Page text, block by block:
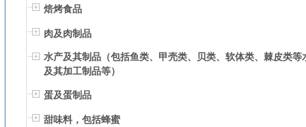
焙烤食品
肉及肉制品
水产及其制品（包括鱼类、甲壳类、贝类、软体类、棘皮类等
及其加工制品等）
蛋及蛋制品
甜味料，包括蜂蜜